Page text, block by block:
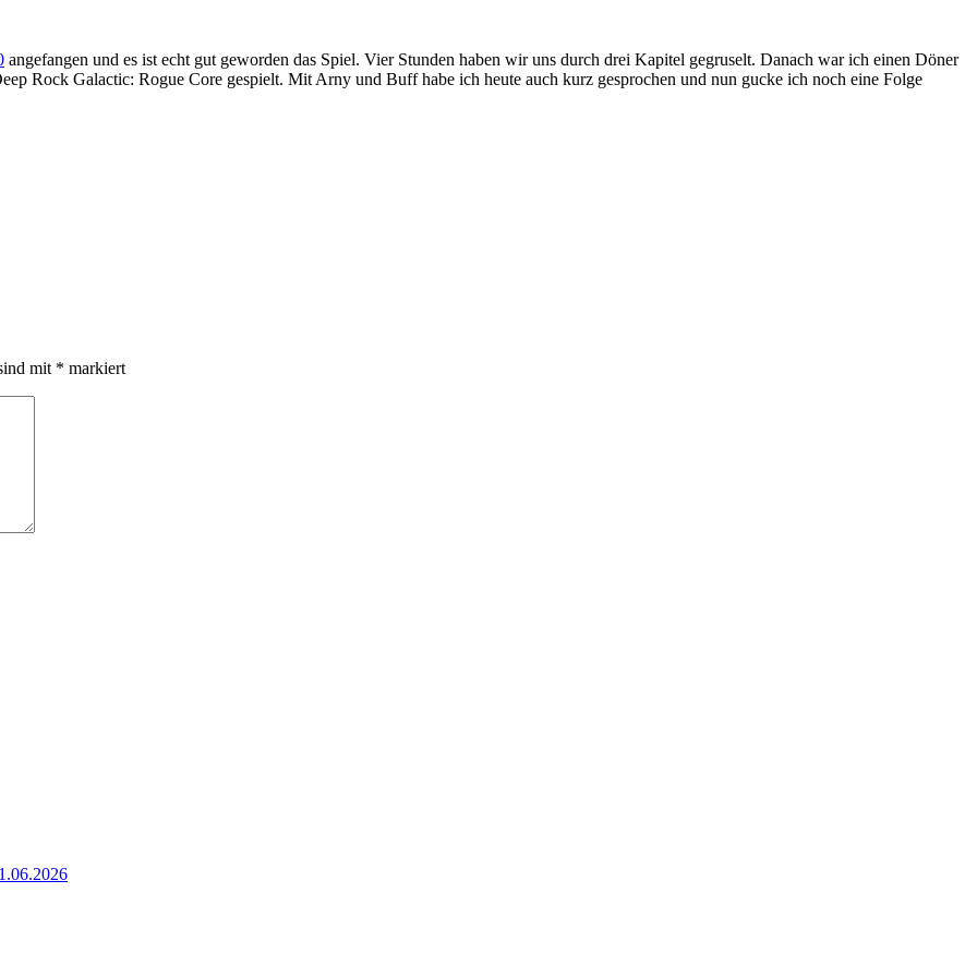
angefangen und es ist echt gut geworden das Spiel. Vier Stunden haben wir uns durch drei Kapitel gegruselt. Danach war ich einen Döner
Rock Galactic: Rogue Core gespielt. Mit Arny und Buff habe ich heute auch kurz gesprochen und nun gucke ich noch eine Folge
mit * markiert